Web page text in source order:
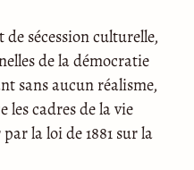
sécession culturelle,
de la démocratie
sans aucun réalisme,
les cadres de la vie
la loi de 1881 sur la